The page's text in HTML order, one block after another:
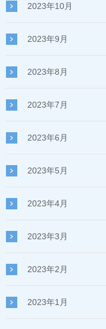
2023年10月
2023年9月
2023年8月
2023年7月
2023年6月
2023年5月
2023年4月
2023年3月
2023年2月
2023年1月